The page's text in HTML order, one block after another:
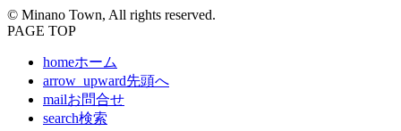
© Minano Town, All rights reserved.
PAGE TOP
homeホーム
arrow_upward先頭へ
mailお問合せ
search検索